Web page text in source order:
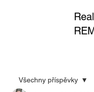
Všechny příspěvky